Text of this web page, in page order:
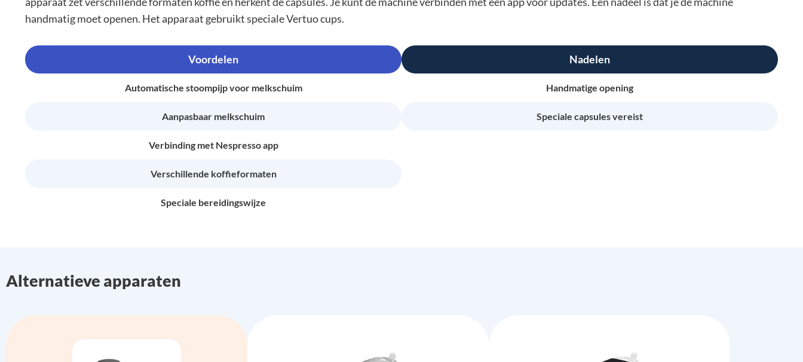
handmatig moet openen. Het apparaat gebruikt speciale Vertuo cups.
Voordelen
Automatische stoompijp voor melkschuim
Aanpasbaar melkschuim
Verbinding met Nespresso app
Verschillende koffieformaten
Speciale bereidingswijze
Nadelen
Handmatige opening
Speciale capsules vereist
Alternatieve apparaten